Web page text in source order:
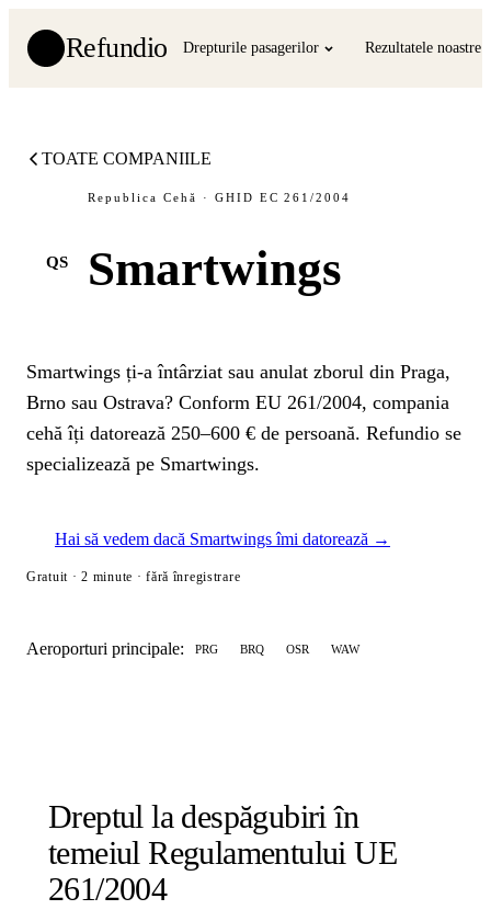
Refundio Drepturile pasagerilor Rezultatele noastre
TOATE COMPANIILE
QS
Republica Cehă · GHID EC 261/2004
Smartwings
Smartwings ți-a întârziat sau anulat zborul din Praga,
Brno sau Ostrava? Conform EU 261/2004, compania
cehă îți datorează 250–600 € de persoană. Refundio se
specializează pe Smartwings.
Hai să vedem dacă Smartwings îmi datorează →
Gratuit · 2 minute · fără înregistrare
Aeroporturi principale: PRG BRQ OSR WAW
Dreptul la despăgubiri în
temeiul Regulamentului UE
261/2004